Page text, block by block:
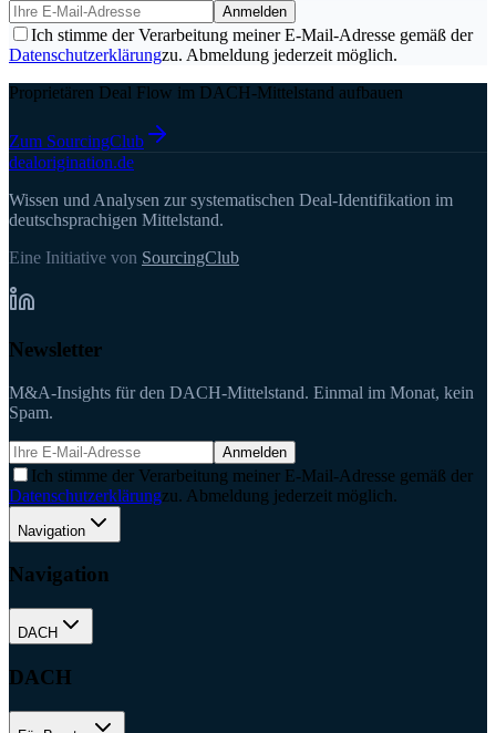
Anmelden
Ich stimme der Verarbeitung meiner E-Mail-Adresse gemäß der
Datenschutzerklärungzu. Abmeldung jederzeit möglich.
Proprietären Deal Flow im DACH-Mittelstand aufbauen
Zum SourcingClub
dealorigination.de
Wissen und Analysen zur systematischen Deal-Identifikation im
deutschsprachigen Mittelstand.
Eine Initiative von SourcingClub
Newsletter
M&A-Insights für den DACH-Mittelstand. Einmal im Monat, kein
Spam.
Anmelden
Ich stimme der Verarbeitung meiner E-Mail-Adresse gemäß der
Datenschutzerklärungzu. Abmeldung jederzeit möglich.
Navigation
Navigation
DACH
DACH